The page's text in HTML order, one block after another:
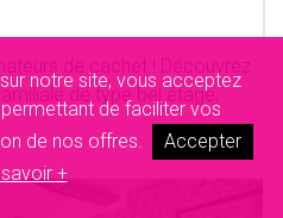
notre site, vous acceptez
de faciliter vos
de nos offres.
Accepter
savoir +
de type bel étage,